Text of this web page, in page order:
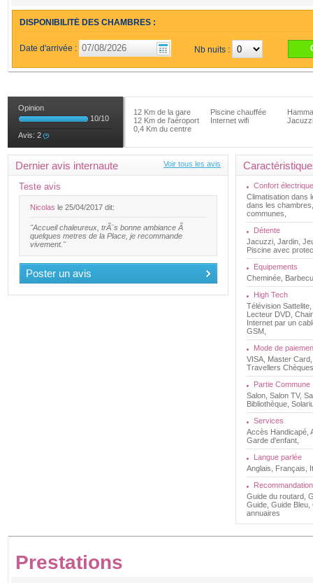
DISPONIBILITÉ DES CHAMBRES :
Date d'arrivée : Nb nuits :
Opinion
10/10
Avis: 2
12 Km de la gare
12 Km de l'aéroport
0,4 Km du centre
Piscine chauffée
Internet wifi
Jacuzzi
Confort électrique
Climatisation dans
dans les
communes,
Détente
Jacuzzi, Jardin,
Piscine avec
Equipements
Cheminée,
High Tech
Télévision
Lecteur DVD,
Internet par un
GSM,
Mode de
VISA, Master
Travellers
Partie Commune
Salon, Salon TV,
Bibliothèque,
Services
Accès Handicapé,
Garde d'enfant,
Langue parlée
Anglais, Français,
Recommandation
Guide du routard,
Guide, Guide Bleu,
annuaires
Dernier avis internaute Voir tous les avis
Teste avis
Nicolas le 25/04/2017 dit:
"Accueil chaleureux, trÃ¨s bonne ambiance Ã
quelques metres de la Place, je recommande
vivement."
Poster un avis
Prestations